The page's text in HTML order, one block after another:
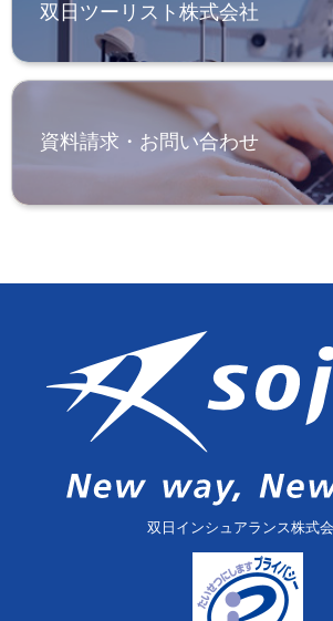
双日ツーリスト株式会社
資料請求・お問い合わせ
双日インシュアランス株式